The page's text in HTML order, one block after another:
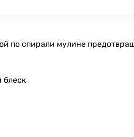
по спирали мулине
блеск